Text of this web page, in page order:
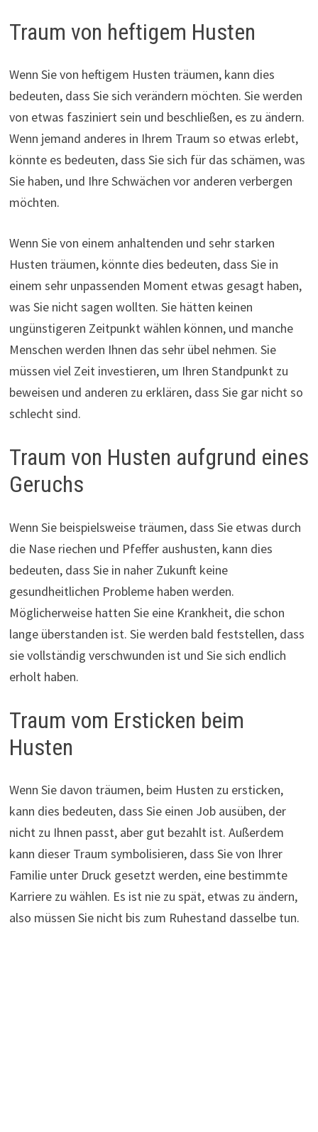
Traum von heftigem Husten
Wenn Sie von heftigem Husten träumen, kann dies
bedeuten, dass Sie sich verändern möchten. Sie werden
von etwas fasziniert sein und beschließen, es zu ändern.
Wenn jemand anderes in Ihrem Traum so etwas erlebt,
könnte es bedeuten, dass Sie sich für das schämen, was
Sie haben, und Ihre Schwächen vor anderen verbergen
möchten.
Wenn Sie von einem anhaltenden und sehr starken
Husten träumen, könnte dies bedeuten, dass Sie in
einem sehr unpassenden Moment etwas gesagt haben,
was Sie nicht sagen wollten. Sie hätten keinen
ungünstigeren Zeitpunkt wählen können, und manche
Menschen werden Ihnen das sehr übel nehmen. Sie
müssen viel Zeit investieren, um Ihren Standpunkt zu
beweisen und anderen zu erklären, dass Sie gar nicht so
schlecht sind.
Traum von Husten aufgrund eines
Geruchs
Wenn Sie beispielsweise träumen, dass Sie etwas durch
die Nase riechen und Pfeffer aushusten, kann dies
bedeuten, dass Sie in naher Zukunft keine
gesundheitlichen Probleme haben werden.
Möglicherweise hatten Sie eine Krankheit, die schon
lange überstanden ist. Sie werden bald feststellen, dass
sie vollständig verschwunden ist und Sie sich endlich
erholt haben.
Traum vom Ersticken beim
Husten
Wenn Sie davon träumen, beim Husten zu ersticken,
kann dies bedeuten, dass Sie einen Job ausüben, der
nicht zu Ihnen passt, aber gut bezahlt ist. Außerdem
kann dieser Traum symbolisieren, dass Sie von Ihrer
Familie unter Druck gesetzt werden, eine bestimmte
Karriere zu wählen. Es ist nie zu spät, etwas zu ändern,
also müssen Sie nicht bis zum Ruhestand dasselbe tun.